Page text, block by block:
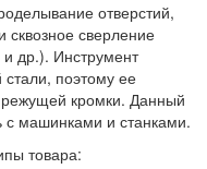
отверстий,
сквозное сверление
др.). Инструмент
стали, поэтому ее
режущей кромки. Данный
с машинками и станками.
товара: